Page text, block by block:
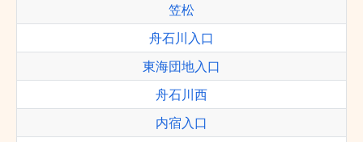
笠松
舟石川入口
東海団地入口
舟石川西
内宿入口